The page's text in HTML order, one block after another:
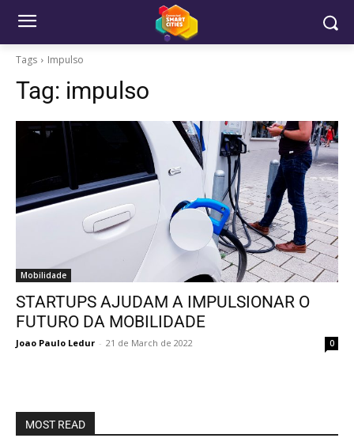
Tags Impulso
Tag: impulso
Mobilidade
STARTUPS AJUDAM A IMPULSIONAR O
FUTURO DA MOBILIDADE
Joao Paulo Ledur - 21 de March de 2022 0
MOST READ